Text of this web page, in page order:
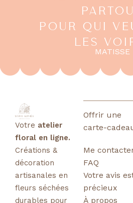
POUR QUI
LES
MATISSE
Votre atelier
floral en ligne.
Créations &
décoration
artisanales en
fleurs séchées
durables pour
Offrir une
carte-
Me
FAQ
Votre avis
précieux
À propos